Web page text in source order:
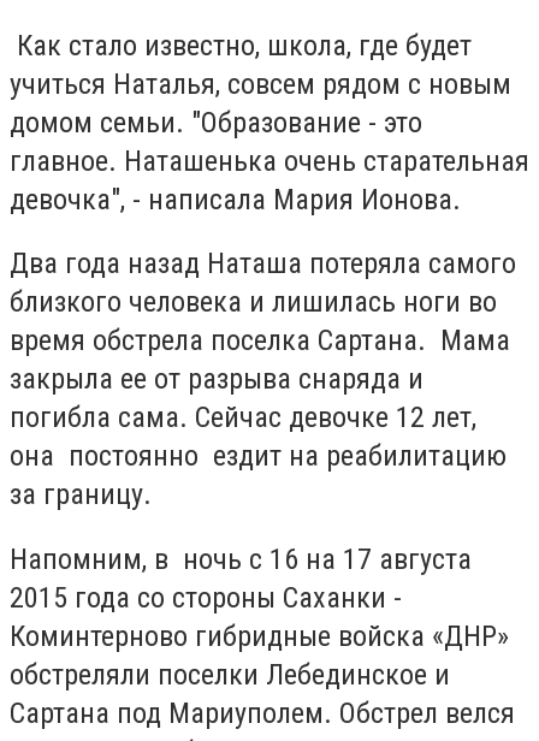
Как стало известно, школа, где будет
учиться Наталья, совсем рядом с новым
домом семьи. "Образование - это
главное. Наташенька очень старательная
девочка", - написала Мария Ионова.
Два года назад Наташа потеряла самого
близкого человека и лишилась ноги во
время обстрела поселка Сартана. Мама
закрыла ее от разрыва снаряда и
погибла сама. Сейчас девочке 12 лет,
она постоянно ездит на реабилитацию
за границу.
Напомним, в ночь с 16 на 17 августа
2015 года со стороны Саханки -
Коминтерново гибридные войска «ДНР»
обстреляли поселки Лебединское и
Сартана под Мариуполем. Обстрел велся